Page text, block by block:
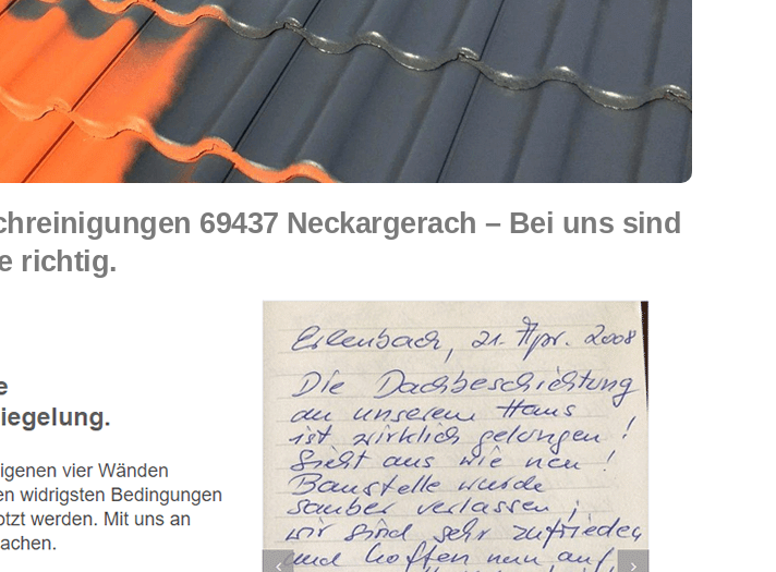
69437 Neckargerach – Bei uns sind
richtig.